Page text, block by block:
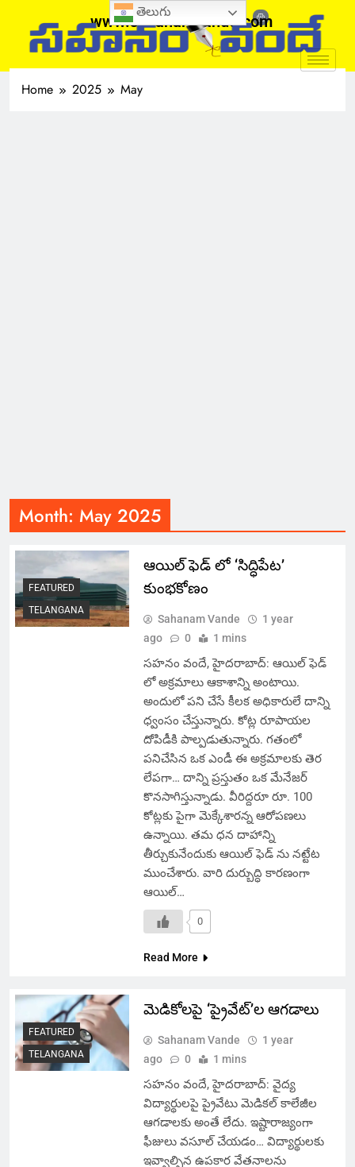
www.sahanamvande.com
Home 2025 May
Month: May 2025
FEATURED
TELANGANA
ఆయిల్ ఫెడ్ లో ‘సిద్ధిపేట’
కుంభకోణం
Sahanam Vande
1 year
ago
0 1 mins
సహనం వందే, హైదరాబాద్: ఆయిల్ ఫెడ్
లో అక్రమాలు ఆకాశాన్ని అంటాయి.
అందులో పని చేసే కీలక అధికారులే దాన్ని
ధ్వంసం చేస్తున్నారు. కోట్ల రూపాయల
దోపిడీకి పాల్పడుతున్నారు. గతంలో
పనిచేసిన ఒక ఎండీ ఈ అక్రమాలకు తెర
లేపగా… దాన్ని ప్రస్తుతం ఒక మేనేజర్
కొనసాగిస్తున్నాడు. వీరిద్దరూ రూ. 100
కోట్లకు పైగా మెక్కేశారన్న ఆరోపణలు
ఉన్నాయి. తమ ధన దాహాన్ని
తీర్చుకునేందుకు ఆయిల్ ఫెడ్ ను నట్టేట
ముంచేశారు. వారి దుర్బుద్ధి కారణంగా
ఆయిల్…
0
Read More
FEATURED
TELANGANA
మెడికోలపై ‘ప్రైవేట్’ల ఆగడాలు
Sahanam Vande
1 year
ago
0 1 mins
సహనం వందే, హైదరాబాద్: వైద్య
విద్యార్థులపై ప్రైవేటు మెడికల్ కాలేజీల
ఆగడాలకు అంతే లేదు. ఇష్టారాజ్యంగా
ఫీజులు వసూల్ చేయడం… విద్యార్థులకు
ఇవ్వాల్సిన ఉపకార వేతనాలను
తెలుగు